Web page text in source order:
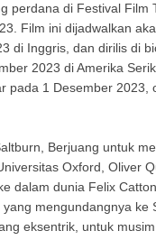
perdana di Festival Film
Film ini dijadwalkan
di Inggris, dan dirilis di
2023 di Amerika
pada 1 Desember 2023,
Berjuang untuk
Oxford, Oliver
dalam dunia Felix
mengundangnya ke
eksentrik, untuk